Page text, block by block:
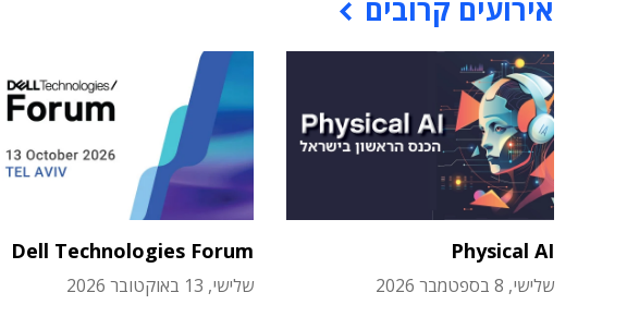
אירועים קרובים
Physical AI
שלישי, 8 בספטמבר 2026
Dell Technologies Forum
שלישי, 13 באוקטובר 2026